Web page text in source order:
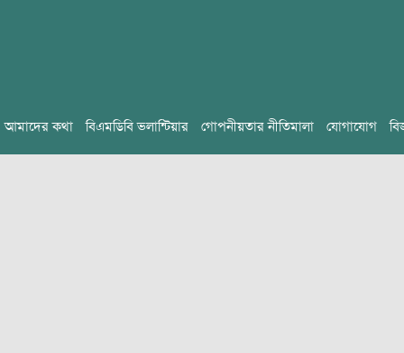
আমাদের কথা বিএমডিবি ভলান্টিয়ার গোপনীয়তার নীতিমালা যোগাযোগ